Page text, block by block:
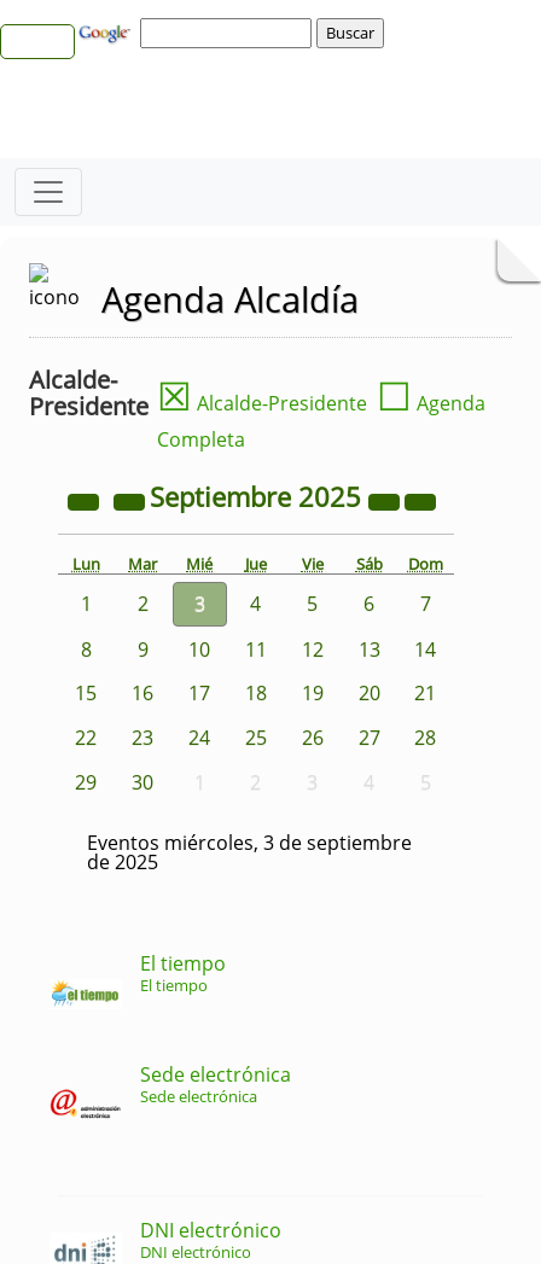
Agenda Alcaldía
Alcalde-
Presidente ☒ Alcalde-Presidente ☐ Agenda
Completa
Septiembre 2025
Lun Mar Mié Jue Vie Sáb Dom
1 2 3 4 5 6
7
8
9 10 11 12 13
14
15
16 17 18 19 20
21
22
23 24 25 26 27
28
29
30 1 2 3 4 5
Eventos miércoles, 3 de septiembre
de 2025
El tiempo
El tiempo
Sede electrónica
Sede electrónica
DNI electrónico
DNI electrónico